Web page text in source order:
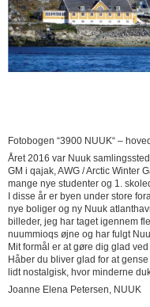
Fotobogen “3900 NUUK“ –
Året 2016 var Nuuk
GM i qajak, AWG / Arctic Winter
mange nye studenter og 1.
I disse år er byen under store
nye boliger og ny Nuuk
billeder, jeg har taget igennem
nuummioqs øjne og har fulgt
Mit formål er at gøre dig glad
Håber du bliver glad for at
lidt nostalgisk, hvor minderne
Joanne Elena Petersen, NUUK